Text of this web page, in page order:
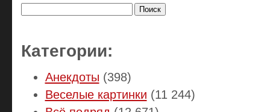
Категории:
Анекдоты (398)
Веселые картинки (11 244)